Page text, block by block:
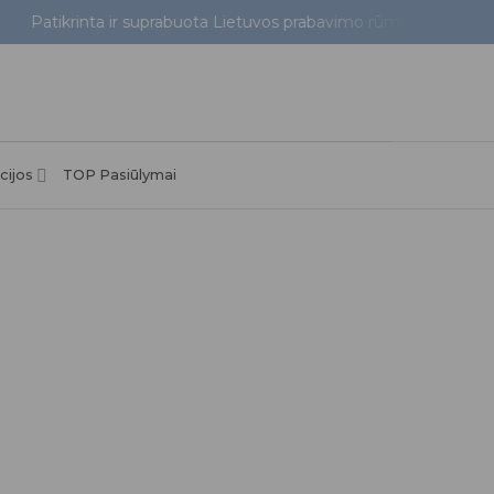
Patikrinta ir suprabuota Lietuvos prabavimo rūmuose
TOP Pasiūlymai